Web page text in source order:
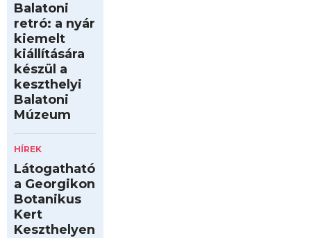
Balatoni
retró: a nyár
kiemelt
kiállítására
készül a
keszthelyi
Balatoni
Múzeum
HÍREK
Látogatható
a Georgikon
Botanikus
Kert
Keszthelyen